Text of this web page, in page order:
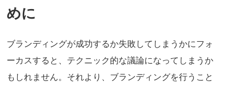
めに
ブランディングが成功するか失敗してしまうかにフォ
ーカスすると、テクニック的な議論になってしまうか
もしれません。それより、ブランディングを行うこと